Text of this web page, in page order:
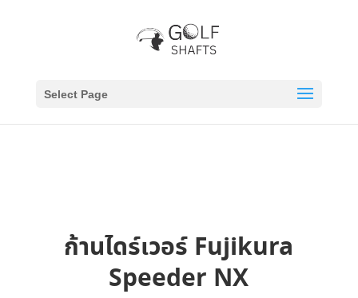
Select Page
ก้านไดร์เวอร์ Fujikura
Speeder NX